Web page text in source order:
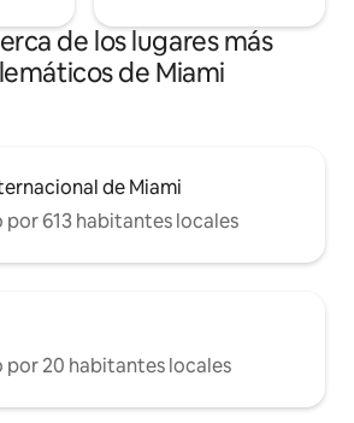
de los lugares más
de Miami
de Miami
por 613 habitantes locales
por 20 habitantes locales